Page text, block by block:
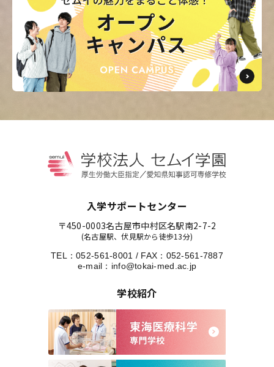
入学サポートセンター
〒450-0003名古屋市中村区名駅南2-7-2
(名古屋駅、伏見駅から徒歩13分)
TEL：052-561-8001 / FAX：052-561-7887
e-mail： info@tokai-med.ac.jp
学校紹介